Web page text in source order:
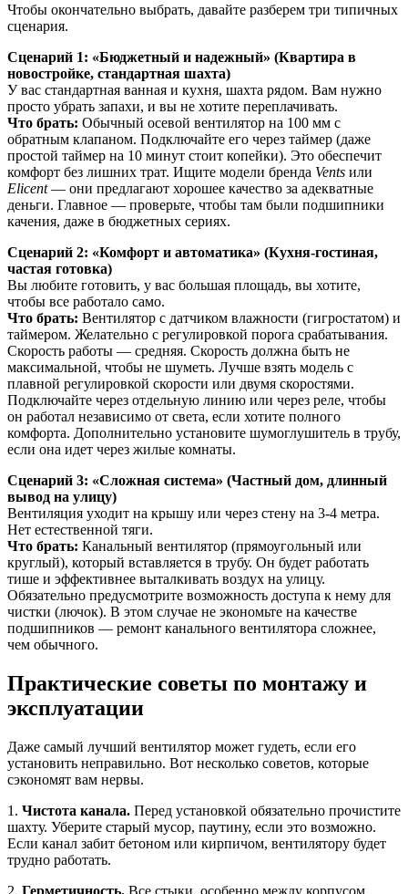
Чтобы окончательно выбрать, давайте разберем три типичных
сценария.
Сценарий 1: «Бюджетный и надежный» (Квартира в
новостройке, стандартная шахта)
У вас стандартная ванная и кухня, шахта рядом. Вам нужно
просто убрать запахи, и вы не хотите переплачивать.
Что брать: Обычный осевой вентилятор на 100 мм с
обратным клапаном. Подключайте его через таймер (даже
простой таймер на 10 минут стоит копейки). Это обеспечит
комфорт без лишних трат. Ищите модели бренда Vents или
Elicent— они предлагают хорошее качество за адекватные
деньги. Главное — проверьте, чтобы там были подшипники
качения, даже в бюджетных сериях.
Сценарий 2: «Комфорт и автоматика» (Кухня-гостиная,
частая готовка)
Вы любите готовить, у вас большая площадь, вы хотите,
чтобы все работало само.
Что брать: Вентилятор с датчиком влажности (гигростатом) и
таймером. Желательно с регулировкой порога срабатывания.
Скорость работы — средняя. Скорость должна быть не
максимальной, чтобы не шуметь. Лучше взять модель с
плавной регулировкой скорости или двумя скоростями.
Подключайте через отдельную линию или через реле, чтобы
он работал независимо от света, если хотите полного
комфорта. Дополнительно установите шумоглушитель в трубу,
если она идет через жилые комнаты.
Сценарий 3: «Сложная система» (Частный дом, длинный
вывод на улицу)
Вентиляция уходит на крышу или через стену на 3-4 метра.
Нет естественной тяги.
Что брать: Канальный вентилятор (прямоугольный или
круглый), который вставляется в трубу. Он будет работать
тише и эффективнее выталкивать воздух на улицу.
Обязательно предусмотрите возможность доступа к нему для
чистки (лючок). В этом случае не экономьте на качестве
подшипников — ремонт канального вентилятора сложнее,
чем обычного.
Практические советы по монтажу и
эксплуатации
Даже самый лучший вентилятор может гудеть, если его
установить неправильно. Вот несколько советов, которые
сэкономят вам нервы.
1. Чистота канала. Перед установкой обязательно прочистите
шахту. Уберите старый мусор, паутину, если это возможно.
Если канал забит бетоном или кирпичом, вентилятору будет
трудно работать.
2. Герметичность. Все стыки, особенно между корпусом